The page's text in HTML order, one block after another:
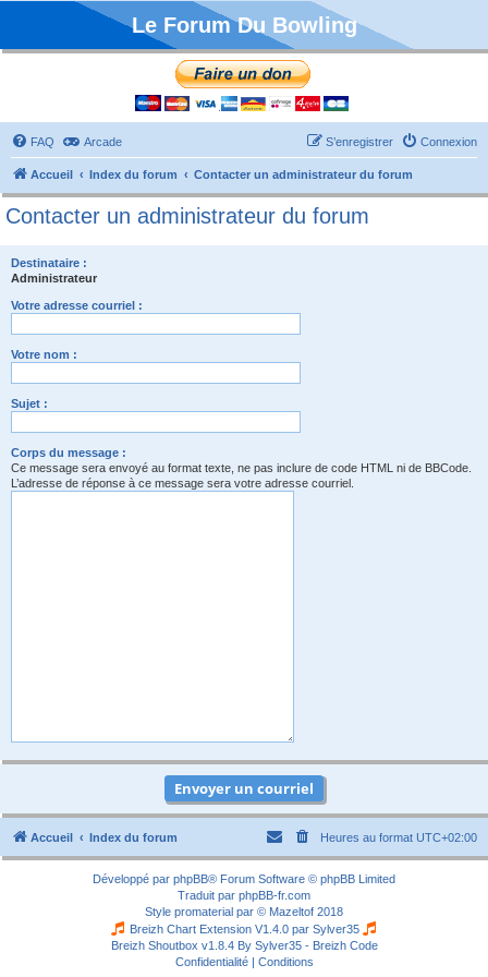
Le Forum Du Bowling
FAQ Arcade Connexion
S’enregistrer
Accueil Index du forum Contacter un administrateur du forum
Contacter un administrateur du forum
Destinataire :
Administrateur
Votre adresse courriel :
Votre nom :
Sujet :
Corps du message :
Ce message sera envoyé au format texte, ne pas inclure de code HTML ni de BBCode.
L’adresse de réponse à ce message sera votre adresse courriel.
Accueil Index du forum Heures au format UTC+02:00
Développé par phpBB® Forum Software © phpBB Limited
Traduit par phpBB-fr.com
Style promaterial par © Mazeltof 2018
Breizh Chart Extension V1.4.0 par Sylver35
Breizh Shoutbox v1.8.4 By Sylver35 - Breizh Code
Confidentialité| Conditions